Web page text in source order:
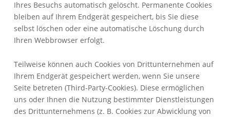
Ihres Besuchs automatisch gelöscht. Permanente Cookies
bleiben auf Ihrem Endgerät gespeichert, bis Sie diese
selbst löschen oder eine automatische Löschung durch
Ihren Webbrowser erfolgt.
Teilweise können auch Cookies von Drittunternehmen auf
Ihrem Endgerät gespeichert werden, wenn Sie unsere
Seite betreten (Third-Party-Cookies). Diese ermöglichen
uns oder Ihnen die Nutzung bestimmter Dienstleistungen
des Drittunternehmens (z. B. Cookies zur Abwicklung von